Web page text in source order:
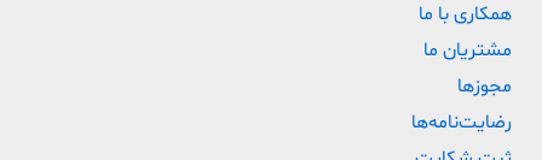
همکاری با ما
مشتریان ما
مجوزها
رضایت‌نامه‌ها